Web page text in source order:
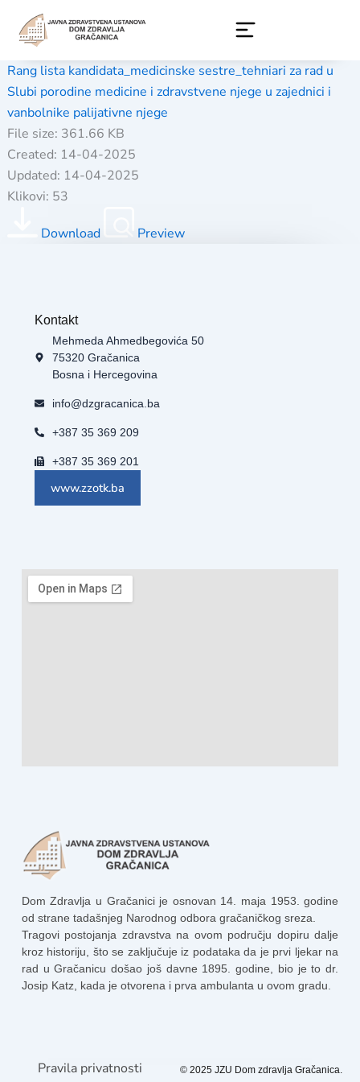
content
Rang lista kandidata_medicinske sestre_tehniari za rad u
Slubi porodine medicine i zdravstvene njege u zajednici i
vanbolnike palijativne njege
File size: 361.66 KB
Created: 14-04-2025
Updated: 14-04-2025
Klikovi: 53
Download Preview
Dom Zdravlja u Gračanici je osnovan 14. maja 1953. godine
od strane tadašnjeg Narodnog odbora gračaničkog sreza.
Tragovi postojanja zdravstva na ovom području dopiru dalje
kroz historiju, što se zaključuje iz podataka da je prvi ljekar na
rad u Gračanicu došao još davne 1895. godine, bio je to dr.
Josip Katz, kada je otvorena i prva ambulanta u ovom gradu.
Kontakt
Mehmeda Ahmedbegovića 50
75320 Gračanica
Bosna i Hercegovina
info@dzgracanica.ba
+387 35 369 209
+387 35 369 201
www.zzotk.ba
Pravila privatnosti © 2025 JZU Dom zdravlja Gračanica.